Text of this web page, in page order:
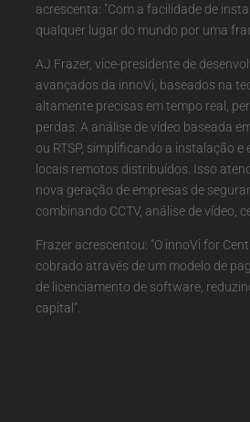
acrescenta: "Com a facilidade de
qualquer lugar do mundo por uma
AJ Frazer, vice-presidente de
avançados da innoVi, baseados na
altamente precisas em tempo real,
perdas. A análise de vídeo baseada
ou RTSP, simplificando a instalação
locais remotos distribuídos. Isso
nova geração de empresas de
combinando CCTV, análise de vídeo,
Frazer acrescentou: "O innoVi for
cobrado através de um modelo de
de licenciamento de software,
capital".